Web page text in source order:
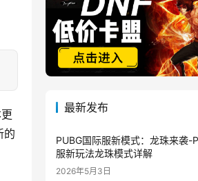
的
最新发布
PUBG国际服新模式：龙珠来袭-
服新玩法龙珠模式详解
2026年5月3日